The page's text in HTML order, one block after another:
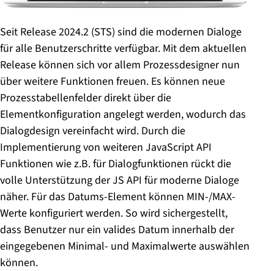
Seit Release 2024.2 (STS) sind die modernen Dialoge
für alle Benutzerschritte verfügbar. Mit dem aktuellen
Release können sich vor allem Prozessdesigner nun
über weitere Funktionen freuen. Es können neue
Prozesstabellenfelder direkt über die
Elementkonfiguration angelegt werden, wodurch das
Dialogdesign vereinfacht wird. Durch die
Implementierung von weiteren JavaScript API
Funktionen wie z.B. für Dialogfunktionen rückt die
volle Unterstützung der JS API für moderne Dialoge
näher. Für das Datums-Element können MIN-/MAX-
Werte konfiguriert werden. So wird sichergestellt,
dass Benutzer nur ein valides Datum innerhalb der
eingegebenen Minimal- und Maximalwerte auswählen
können.